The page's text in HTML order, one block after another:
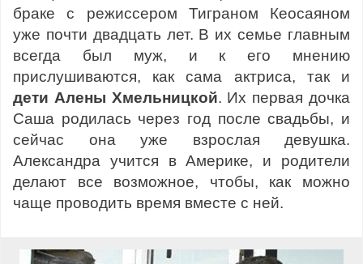
браке с режиссером Тиграном Кеосаяном
уже почти двадцать лет. В их семье главным
всегда был муж, и к его мнению
прислушиваются, как сама актриса, так и
дети Алены Хмельницкой. Их первая дочка
Саша родилась через год после свадьбы, и
сейчас она уже взрослая девушка.
Александра учится в Америке, и родители
делают все возможное, чтобы, как можно
чаще проводить время вместе с ней.